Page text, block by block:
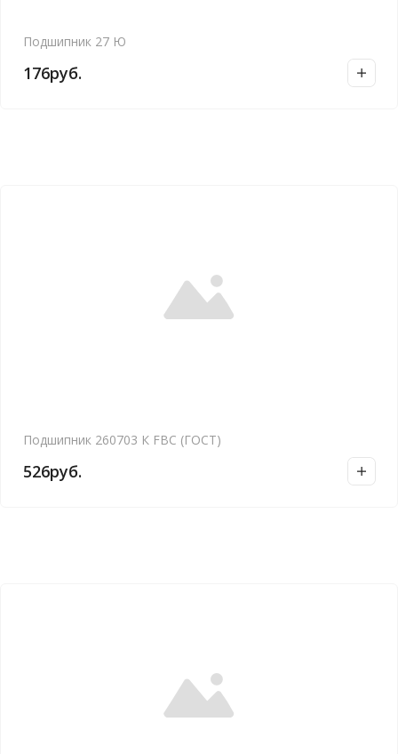
Подшипник 27 Ю
176руб.
Подшипник 260703 К FBC (ГОСТ)
526руб.